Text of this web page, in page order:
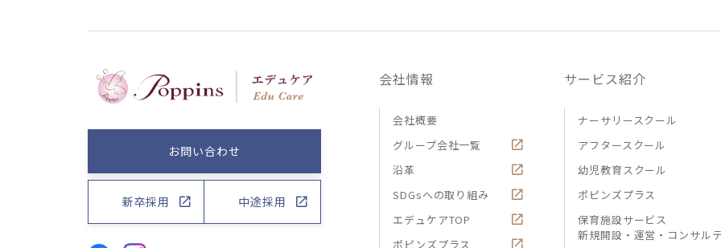
お問い合わせ
新卒採用 中途採用
会社情報
会社概要
グループ会社一覧
沿革
SDGsへの取り組み
エデュケアTOP
ポピンズプラス
サービス紹介
ナーサリースクール
アフタースクール
幼児教育スクール
ポピンズプラス
保育施設サービス
新規開設・運営・コンサル